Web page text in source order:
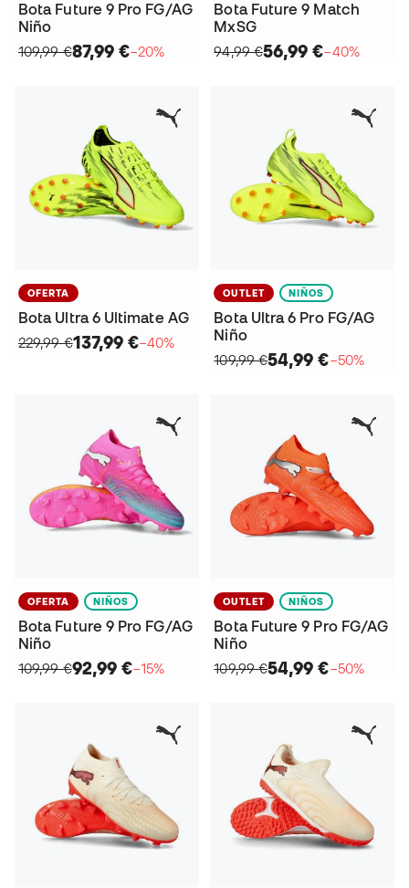
Bota Future 9 Pro FG/AG
Niño
109,99 €87,99 €−20%
Bota Future 9 Match
MxSG
94,99 €56,99 €−40%
OFERTA
Bota Ultra 6 Ultimate AG
229,99 €137,99 €−40%
OUTLET NIÑOS
Bota Ultra 6 Pro FG/AG
Niño
109,99 €54,99 €−50%
OFERTA NIÑOS
Bota Future 9 Pro FG/AG
Niño
109,99 €92,99 €−15%
OUTLET NIÑOS
Bota Future 9 Pro FG/AG
Niño
109,99 €54,99 €−50%